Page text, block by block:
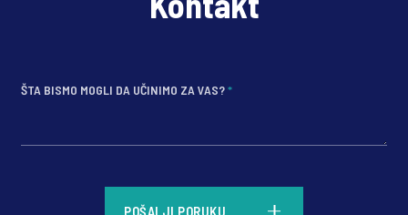
ŠTA BISMO MOGLI DA UČINIMO ZA VAS?*
POŠALJI PORUKU